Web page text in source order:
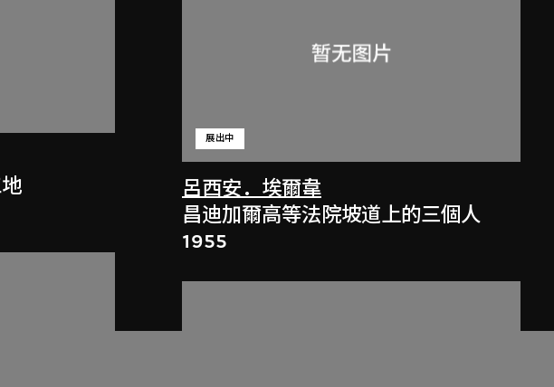
呂西安．埃爾韋
展出中
昌迪加爾高等法院坡道上的三個人
1955